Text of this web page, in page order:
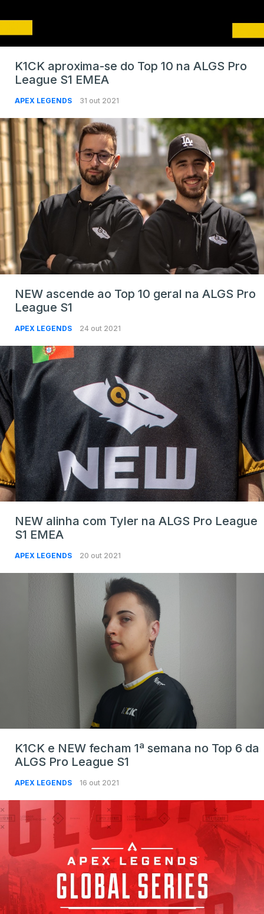
K1CK aproxima-se do Top 10 na ALGS Pro
League S1 EMEA
APEX LEGENDS 31 out 2021
NEW ascende ao Top 10 geral na ALGS Pro
League S1
APEX LEGENDS 24 out 2021
NEW alinha com Tyler na ALGS Pro League
S1 EMEA
APEX LEGENDS 20 out 2021
K1CK e NEW fecham 1ª semana no Top 6 da
ALGS Pro League S1
APEX LEGENDS 16 out 2021